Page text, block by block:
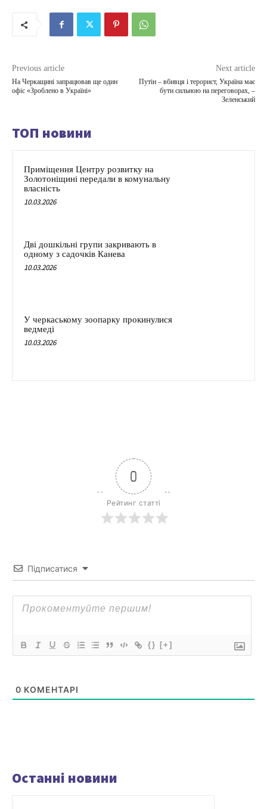
Previous article
На Черкащині запрацював ще один
офіс «Зроблено в Україні»
Next article
Путін – вбивця і терорист, Україна має
бути сильною на переговорах, –
Зеленський
ТОП новини
Приміщення Центру розвитку на
Золотоніщині передали в комунальну
власність
10.03.2026
Дві дошкільні групи закривають в
одному з садочків Канева
10.03.2026
У черкаському зоопарку прокинулися
ведмеді
10.03.2026
0
Рейтинг статті
Підписатися
{} [+]
0 КОМЕНТАРІ
Останні новини